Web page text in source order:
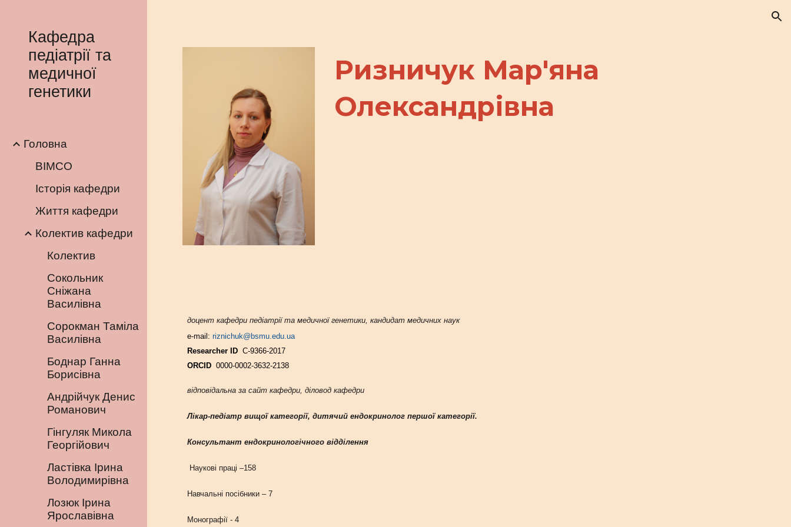
Кафедра
педіатрії та
медичної
генетики
Головна
BIMCO
Історія кафедри
Життя кафедри
Колектив кафедри
Колектив
Сокольник
Cніжана
Василівна
Сорокман Таміла
Василівна
Боднар Ганна
Борисівна
Андрійчук Денис
Романович
Гінгуляк Микола
Георгійович
Ластівка Ірина
Володимирівна
Лозюк Ірина
Ярославівна
Ризничук Мар'яна
Олександрівна
доцент кафедри педіатрії та медичної генетики, кандидат медичних наук
e-mail: riznichuk@bsmu.edu.ua
Researcher ID С-9366-2017
ORCID 0000-0002-3632-2138
відповідальна за сайт кафедри, діловод кафедри
Лікар-педіатр вищої категорії, дитячий ендокринолог першої категорії.
Консультант ендокринологічного відділення
Наукові праці –158
Навчальні посібники –7
Монографії -4